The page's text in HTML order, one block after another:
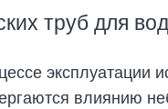
труб для
эксплуатации
влиянию